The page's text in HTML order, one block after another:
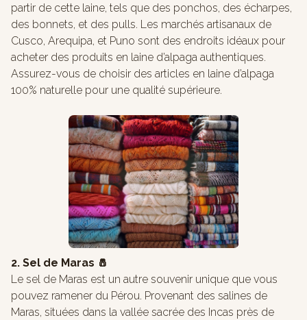
partir de cette laine, tels que des ponchos, des écharpes,
des bonnets, et des pulls. Les marchés artisanaux de
Cusco, Arequipa, et Puno sont des endroits idéaux pour
acheter des produits en laine d’alpaga authentiques.
Assurez-vous de choisir des articles en laine d’alpaga
100% naturelle pour une qualité supérieure.
2. Sel de Maras 🧂
Le sel de Maras est un autre souvenir unique que vous
pouvez ramener du Pérou. Provenant des salines de
Maras, situées dans la vallée sacrée des Incas près de